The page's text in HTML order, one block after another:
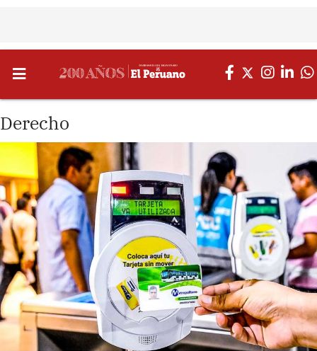
Derecho